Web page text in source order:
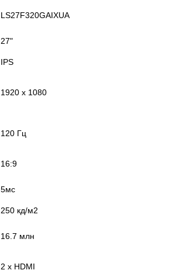
LS27F320GAIXUA
27"
IPS
1920 x 1080
120 Гц
16:9
5мс
250 кд/м2
16.7 млн
2 х HDMI